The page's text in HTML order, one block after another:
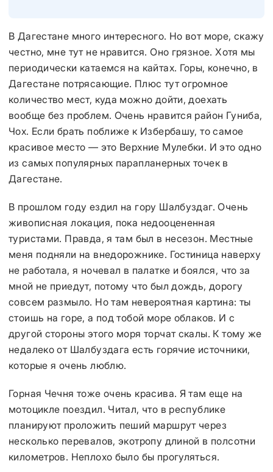
В Дагестане много интересного. Но вот море, скажу
честно, мне тут не нравится. Оно грязное. Хотя мы
периодически катаемся на кайтах. Горы, конечно, в
Дагестане потрясающие. Плюс тут огромное
количество мест, куда можно дойти, доехать
вообще без проблем. Очень нравится район Гуниба,
Чох. Если брать поближе к Избербашу, то самое
красивое место — это Верхние Мулебки. И это одно
из самых популярных парапланерных точек в
Дагестане.
В прошлом году ездил на гору Шалбуздаг. Очень
живописная локация, пока недооцененная
туристами. Правда, я там был в несезон. Местные
меня подняли на внедорожнике. Гостиница наверху
не работала, я ночевал в палатке и боялся, что за
мной не приедут, потому что был дождь, дорогу
совсем размыло. Но там невероятная картина: ты
стоишь на горе, а под тобой море облаков. И с
другой стороны этого моря торчат скалы. К тому же
недалеко от Шалбуздага есть горячие источники,
которые я очень люблю.
Горная Чечня тоже очень красива. Я там еще на
мотоцикле поездил. Читал, что в республике
планируют проложить пеший маршрут через
несколько перевалов, экотропу длиной в полсотни
километров. Неплохо было бы прогуляться.